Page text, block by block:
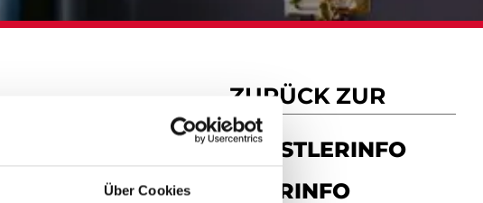
Über Cookies
ZURÜCK ZUR
KÜNSTLERINFO
TOURINFO